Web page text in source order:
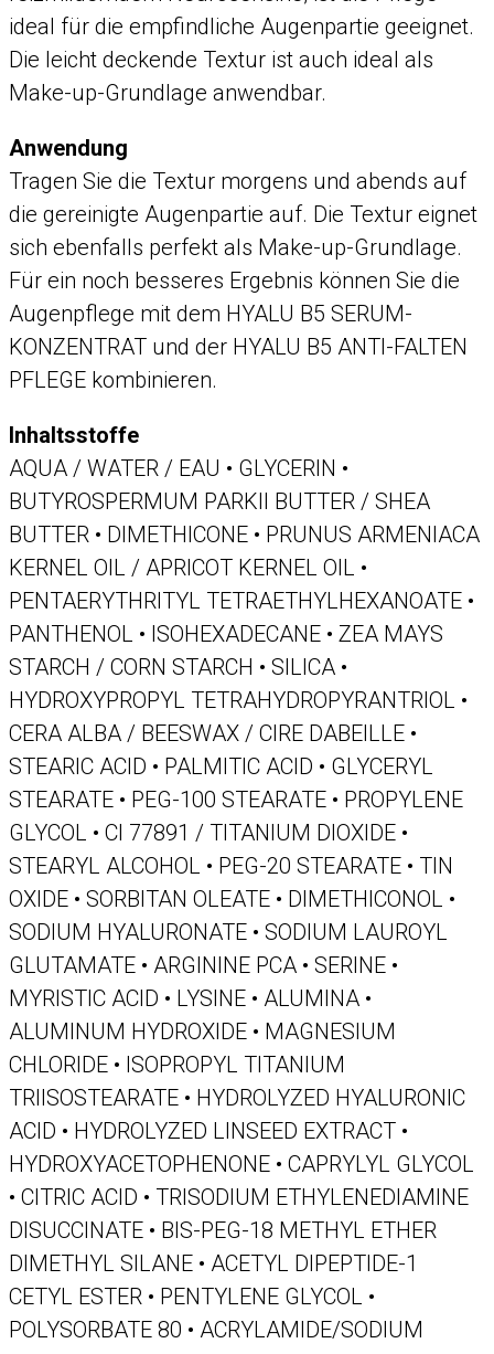
ideal für die empfindliche Augenpartie geeignet.
Die leicht deckende Textur ist auch ideal als
Make-up-Grundlage anwendbar.
Anwendung
Tragen Sie die Textur morgens und abends auf
die gereinigte Augenpartie auf. Die Textur eignet
sich ebenfalls perfekt als Make-up-Grundlage.
Für ein noch besseres Ergebnis können Sie die
Augenpflege mit dem HYALU B5 SERUM-
KONZENTRAT und der HYALU B5 ANTI-FALTEN
PFLEGE kombinieren.
Inhaltsstoffe
AQUA / WATER / EAU • GLYCERIN •
BUTYROSPERMUM PARKII BUTTER / SHEA
BUTTER • DIMETHICONE • PRUNUS ARMENIACA
KERNEL OIL / APRICOT KERNEL OIL •
PENTAERYTHRITYL TETRAETHYLHEXANOATE •
PANTHENOL • ISOHEXADECANE • ZEA MAYS
STARCH / CORN STARCH • SILICA •
HYDROXYPROPYL TETRAHYDROPYRANTRIOL •
CERA ALBA / BEESWAX / CIRE DABEILLE •
STEARIC ACID • PALMITIC ACID • GLYCERYL
STEARATE • PEG-100 STEARATE • PROPYLENE
GLYCOL • CI 77891 / TITANIUM DIOXIDE •
STEARYL ALCOHOL • PEG-20 STEARATE • TIN
OXIDE • SORBITAN OLEATE • DIMETHICONOL •
SODIUM HYALURONATE • SODIUM LAUROYL
GLUTAMATE • ARGININE PCA • SERINE •
MYRISTIC ACID • LYSINE • ALUMINA •
ALUMINUM HYDROXIDE • MAGNESIUM
CHLORIDE • ISOPROPYL TITANIUM
TRIISOSTEARATE • HYDROLYZED HYALURONIC
ACID • HYDROLYZED LINSEED EXTRACT •
HYDROXYACETOPHENONE • CAPRYLYL GLYCOL
• CITRIC ACID • TRISODIUM ETHYLENEDIAMINE
DISUCCINATE • BIS-PEG-18 METHYL ETHER
DIMETHYL SILANE • ACETYL DIPEPTIDE-1
CETYL ESTER • PENTYLENE GLYCOL •
POLYSORBATE 80 • ACRYLAMIDE/SODIUM